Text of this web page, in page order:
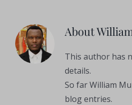
About
This author has
details.
So far William
blog entries.